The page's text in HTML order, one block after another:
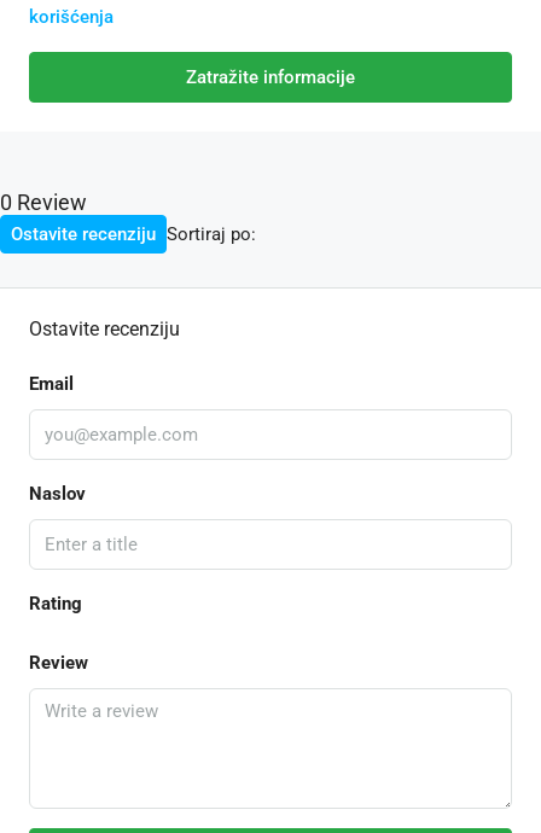
korišćenja
Zatražite informacije
0 Review
Sortiraj po:
Ostavite recenziju
Ostavite recenziju
Email
Naslov
Rating
Review